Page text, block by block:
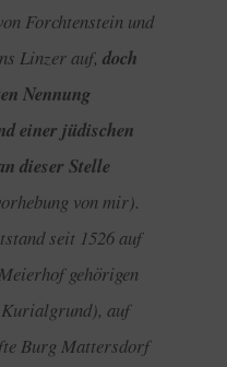
Forchtenstein und
Linzer auf, doch
Nennung
einer jüdischen
dieser Stelle
von mir).
seit 1526 auf
gehörigen
auf
Burg Mattersdorf